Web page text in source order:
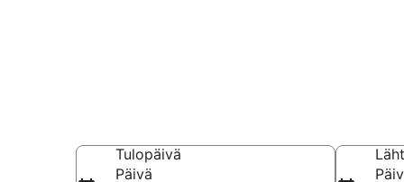
Tulopäivä
Päivä